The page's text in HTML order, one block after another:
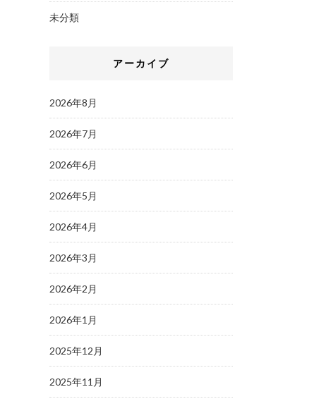
未分類
アーカイブ
2026年8月
2026年7月
2026年6月
2026年5月
2026年4月
2026年3月
2026年2月
2026年1月
2025年12月
2025年11月